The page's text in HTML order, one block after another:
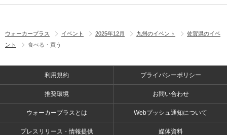
ウォーカープラス イベント 2025年12月 九州のイベント
佐賀県のイベ
ント
食べる・買う
利用規約 プライバシーポリシー
推奨環境 お問い合わせ
ウォーカープラスとは Webプッシュ通知について
プレスリリース・情報提供 媒体資料